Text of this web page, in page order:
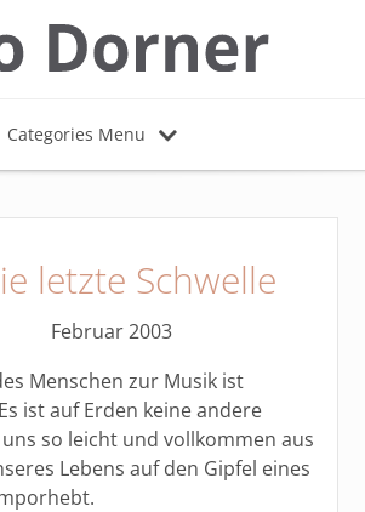
Categories Menu
letzte Schwelle
Februar 2003
Menschen zur Musik ist
ist auf Erden keine andere
so leicht und vollkommen aus
Lebens auf den Gipfel eines